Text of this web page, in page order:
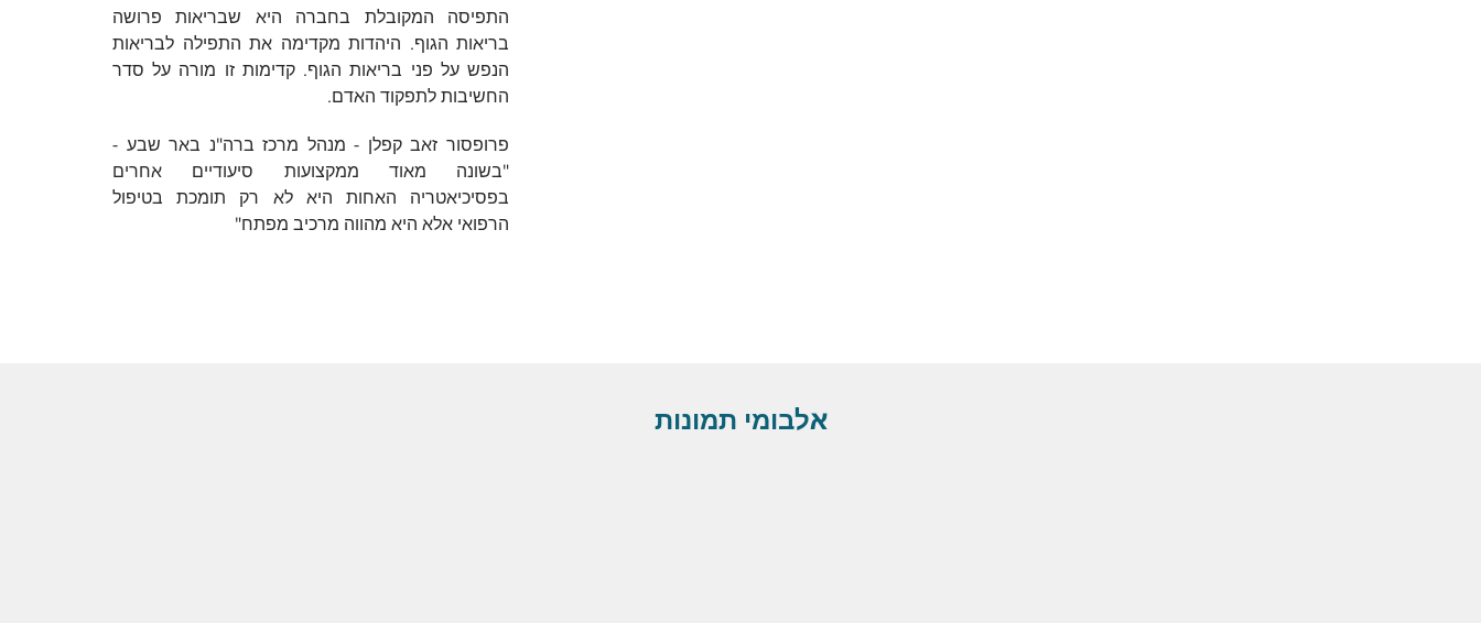
התפיסה המקובלת בחברה היא שבריאות פרושה
בריאות הגוף. היהדות מקדימה את התפילה לבריאות
הנפש על פני בריאות הגוף. קדימות זו מורה על סדר
החשיבות לתפקוד האדם.
פרופסור זאב קפלן - מנהל מרכז ברה"נ באר שבע -
"בשונה מאוד ממקצועות סיעודיים אחרים
בפסיכיאטריה האחות היא לא רק תומכת בטיפול
הרפואי אלא היא מהווה מרכיב מפתח"
אלבומי תמונות